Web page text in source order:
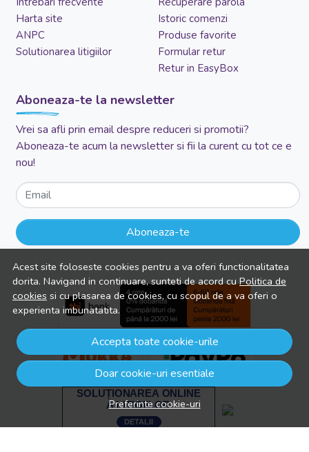
Acest site foloseste cookies pentru a va oferi functionalitatea
dorita. Navigand in continuare, sunteti de acord cuPolitica de
cookies si cu plasarea de cookies, cu scopul de a va oferi o
experienta imbunatatita.
Accepta toate cookie-urile
Doar cookie-uri esentiale
Preferinte cookie-uri
Harta site
ANPC
Solutionarea litigiilor
Istoric comenzi
Produse favorite
Formular retur
Retur in EasyBox
Aboneaza-te la newsletter
Vrei sa afli prin email despre reduceri si promotii?
Aboneaza-te acum la newsletter si fii la curent cu tot ce e
nou!
Email
Aboneaza-te